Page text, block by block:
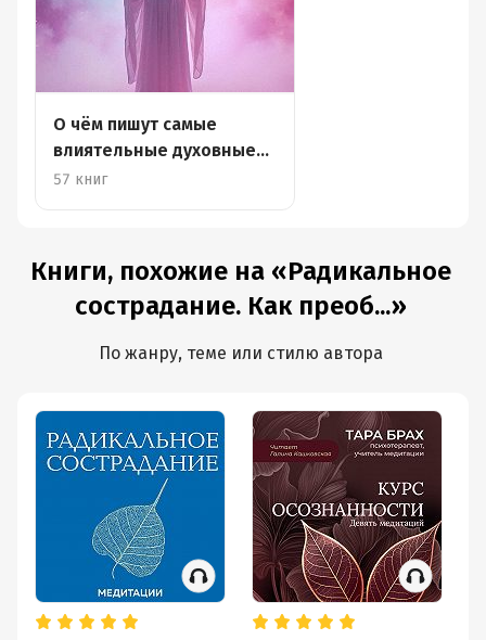
О чём пишут самые
влиятельные духовные
лидеры
57 книг
Книги, похожие на «Радикальное
сострадание. Как преоб...»
По жанру, теме или стилю автора